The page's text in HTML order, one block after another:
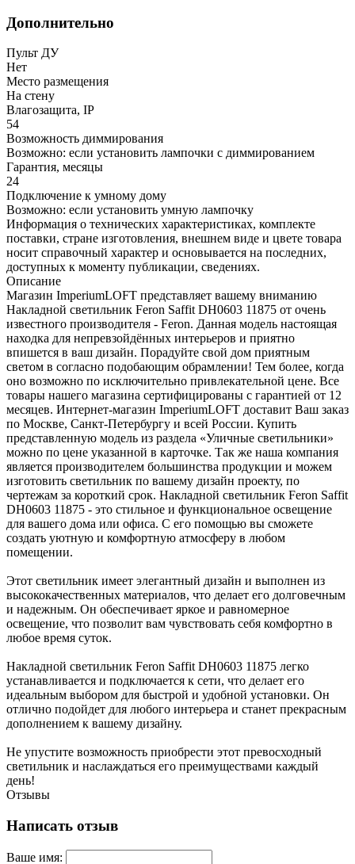
Дополнительно
Пульт ДУ
Нет
Место размещения
На стену
Влагозащита, IP
54
Возможность диммирования
Возможно: если установить лампочки с диммированием
Гарантия, месяцы
24
Подключение к умному дому
Возможно: если установить умную лампочку
Информация о технических характеристиках, комплекте
поставки, стране изготовления, внешнем виде и цвете товара
носит справочный характер и основывается на последних,
доступных к моменту публикации, сведениях.
Описание
Магазин ImperiumLOFT представляет вашему вниманию
Накладной светильник Feron Saffit DH0603 11875 от очень
известного производителя - Feron. Данная модель настоящая
находка для непревзойдённых интерьеров и приятно
впишется в ваш дизайн. Порадуйте свой дом приятным
светом в согласно подобающим обрамлении! Тем более, когда
оно возможно по исключительно привлекательной цене. Все
товары нашего магазина сертифицированы с гарантией от 12
месяцев. Интернет-магазин ImperiumLOFT доставит Ваш заказ
по Москве, Санкт-Петербургу и всей России. Купить
представленную модель из раздела «Уличные светильники»
можно по цене указанной в карточке. Так же наша компания
является производителем большинства продукции и можем
изготовить светильник по вашему дизайн проекту, по
чертежам за короткий срок. Накладной светильник Feron Saffit
DH0603 11875 - это стильное и функциональное освещение
для вашего дома или офиса. С его помощью вы сможете
создать уютную и комфортную атмосферу в любом
помещении.
Этот светильник имеет элегантный дизайн и выполнен из
высококачественных материалов, что делает его долговечным
и надежным. Он обеспечивает яркое и равномерное
освещение, что позволит вам чувствовать себя комфортно в
любое время суток.
Накладной светильник Feron Saffit DH0603 11875 легко
устанавливается и подключается к сети, что делает его
идеальным выбором для быстрой и удобной установки. Он
отлично подойдет для любого интерьера и станет прекрасным
дополнением к вашему дизайну.
Не упустите возможность приобрести этот превосходный
светильник и наслаждаться его преимуществами каждый
день!
Отзывы
Написать отзыв
Ваше имя: